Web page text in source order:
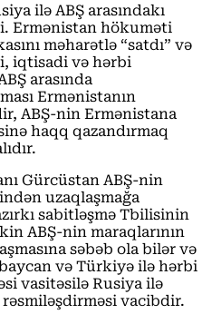
ilə ABŞ arasındakı
Ermənistan hökuməti
məharətlə “satdı” və
iqtisadi və hərbi
arasında
Ermənistanın
ABŞ-nin Ermənistana
haqq qazandırmaq
Gürcüstan ABŞ-nin
uzaqlaşmağa
sabitləşmə Tbilisinin
ABŞ-nin maraqlarının
səbəb ola bilər və
və Türkiyə ilə hərbi
vasitəsilə Rusiya ilə
vacibdir.